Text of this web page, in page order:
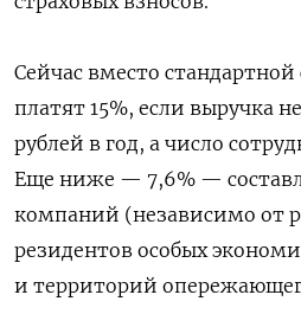
Сейчас вместо
платят 15%, если выручка
рублей в год, а число
Еще ниже — 7,6% —
компаний (независимо от
резидентов особых
и территорий